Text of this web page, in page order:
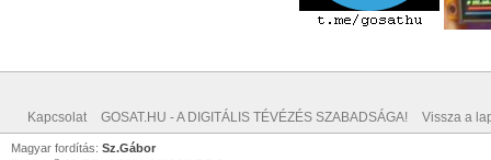
Kapcsolat GOSAT.HU - A DIGITÁLIS TÉVÉZÉS SZABADSÁGA! Vissza a
Magyar fordítás: Sz.Gábor